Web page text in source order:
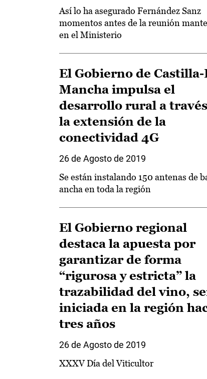
Así lo ha asegurado Fernández Sanz
momentos antes de la reunión
en el Ministerio
El Gobierno de Castilla-
Mancha impulsa el
desarrollo rural a
la extensión de la
conectividad 4G
26 de Agosto de 2019
Se están instalando 150 antenas de
ancha en toda la región
El Gobierno regional
destaca la apuesta por
garantizar de forma
“rigurosa y estricta” la
trazabilidad del vino,
iniciada en la región
tres años
26 de Agosto de 2019
XXXV Día del Viticultor